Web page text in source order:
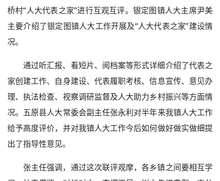
桥村“人大代表之家”进行互观互评。银定图镇人大主席尹美
主要介绍了银定图镇人大工作开展及“人大代表之家”建设情
况。
通过听汇报、看短片、阅档案等形式详细介绍了代表之
家创建工作、自身建设、代表履职考核、信息宣传、意见办
理、执法检查、视察调研监督及人大助力乡村振兴等方面情
况。五原县人大常委会副主任张永利对半年来我镇人大工作
给予高度评价，并对我镇人大工作今后如何做好做实做细提
出了指导性意见。
张主任强调，通过这次联评观摩，各乡镇之间要相互学